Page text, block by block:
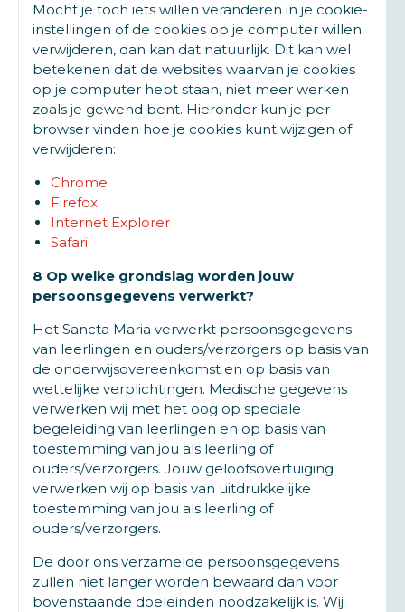
Mocht je toch iets willen veranderen in je cookie-
instellingen of de cookies op je computer willen
verwijderen, dan kan dat natuurlijk. Dit kan wel
betekenen dat de websites waarvan je cookies
op je computer hebt staan, niet meer werken
zoals je gewend bent. Hieronder kun je per
browser vinden hoe je cookies kunt wijzigen of
verwijderen:
Chrome
Firefox
Internet Explorer
Safari
8 Op welke grondslag worden jouw
persoonsgegevens verwerkt?
Het Sancta Maria verwerkt persoonsgegevens
van leerlingen en ouders/verzorgers op basis van
de onderwijsovereenkomst en op basis van
wettelijke verplichtingen. Medische gegevens
verwerken wij met het oog op speciale
begeleiding van leerlingen en op basis van
toestemming van jou als leerling of
ouders/verzorgers. Jouw geloofsovertuiging
verwerken wij op basis van uitdrukkelijke
toestemming van jou als leerling of
ouders/verzorgers.
De door ons verzamelde persoonsgegevens
zullen niet langer worden bewaard dan voor
bovenstaande doeleinden noodzakelijk is. Wij